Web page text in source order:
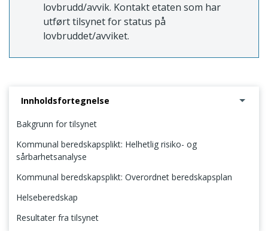
lovbrudd/avvik. Kontakt etaten som har
utført tilsynet for status på
lovbruddet/avviket.
Innholdsfortegnelse
Bakgrunn for tilsynet
Kommunal beredskapsplikt: Helhetlig risiko- og
sårbarhetsanalyse
Kommunal beredskapsplikt: Overordnet beredskapsplan
Helseberedskap
Resultater fra tilsynet